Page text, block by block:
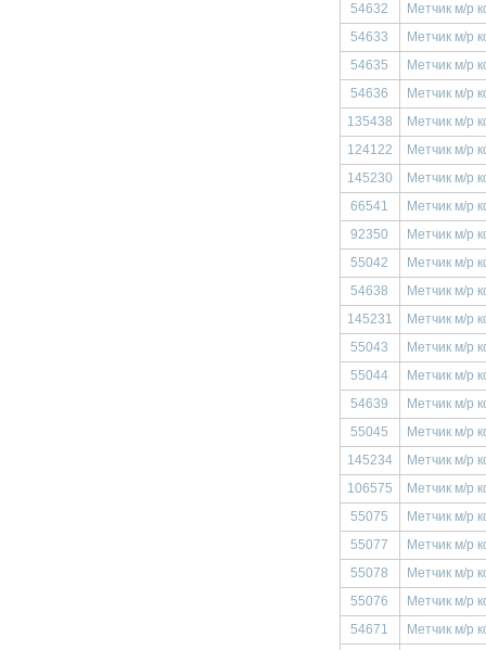
54632
Метчик м/р
54633
Метчик м/р
54635
Метчик м/р
54636
Метчик м/р
135438
Метчик м/р
124122
Метчик м/р
145230
Метчик м/р
66541
Метчик м/р
92350
Метчик м/р
55042
Метчик м/р
54638
Метчик м/р
145231
Метчик м/р
55043
Метчик м/р
55044
Метчик м/р
54639
Метчик м/р
55045
Метчик м/р
145234
Метчик м/р
106575
Метчик м/р
55075
Метчик м/р
55077
Метчик м/р
55078
Метчик м/р
55076
Метчик м/р
54671
Метчик м/р